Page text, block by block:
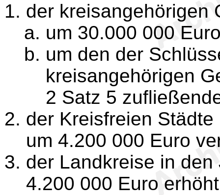
der kreisangehörigen
um 30.000 000
um den der
kreisangehörigen
2 Satz 5
der Kreisfreien
um 4.200 000 Euro
der Landkreise in
4.200 000 Euro